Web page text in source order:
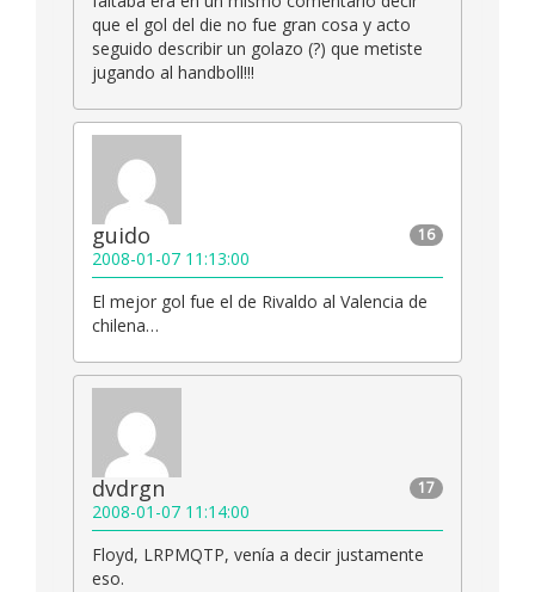
que el gol del die no fue gran cosa y acto
seguido describir un golazo (?) que metiste
jugando al handboll!!!
16
guido
2008-01-07 11:13:00
El mejor gol fue el de Rivaldo al Valencia de
chilena…
17
dvdrgn
2008-01-07 11:14:00
Floyd, LRPMQTP, venía a decir justamente
eso.